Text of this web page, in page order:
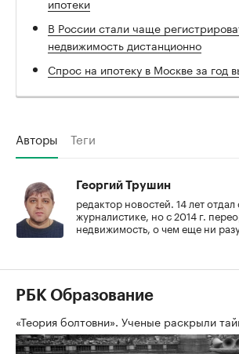
В России стали чаще
недвижимость дистанционно
Спрос на ипотеку в Москве за год
Авторы Теги
Георгий Трушин
редактор новостей. 14 лет
журналистике, но с 2014 г.
недвижимость, о чем еще ни
РБК Образование
«Теория болтовни». Ученые раскрыли